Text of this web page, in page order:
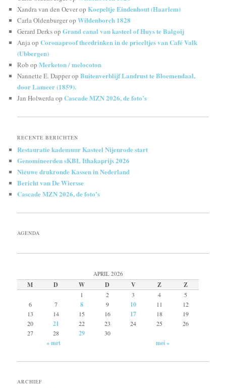
Xandra van den OeveropKoepeltje Eindenhout (Haarlem)
Carla OldenburgeropWildenborch 1828
Gerard DerksopGrand canal van kasteel of Huys te Balgoij
AnjaopCoronaproof theedrinken in de prieeltjes van Café Valk
(Ubbergen)
Rob opMerketon / melocoton
Nannette E. DapperopBuitenverblijf Landrust te Bloemendaal,
door Lameer (1859).
Jan HolwerdaopCascade MZN 2026, de foto’s
RECENTE BERICHTEN
Restauratie kademuur Kasteel Nijenrode start
Genomineerden sKBL Ithakaprijs 2026
Nieuwe drukronde Kassen in Nederland
Bericht van De Wiersse
Cascade MZN 2026, de foto’s
AGENDA
APRIL 2026
M D W D V Z Z
1 2 3 4
5
6
7 8 9 10 11
12
13
14 15 16 17 18
19
20
21 22 23 24 25
26
27
28 29 30
« mrt mei »
ARCHIEF